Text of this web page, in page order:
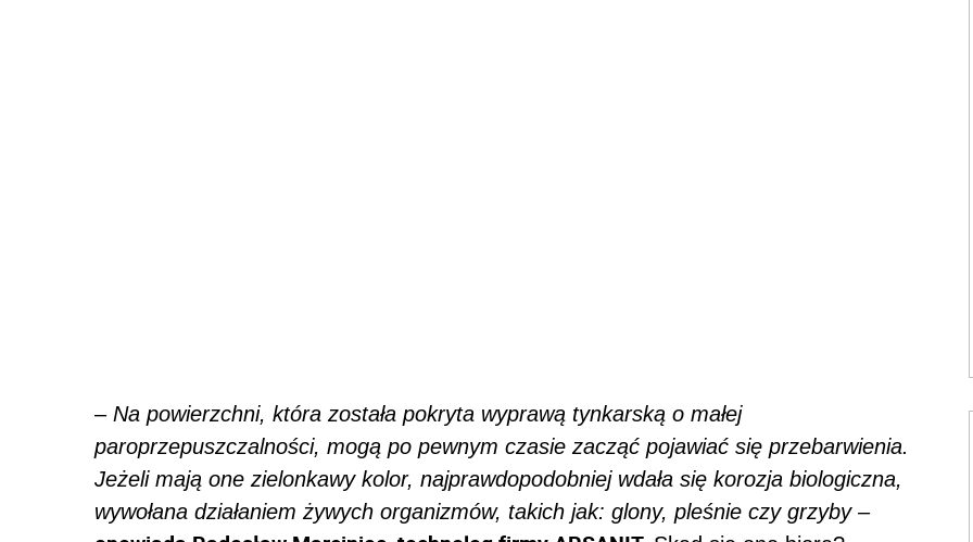
– Na powierzchni, która została pokryta wyprawą tynkarską o małej
paroprzepuszczalności, mogą po pewnym czasie zacząć pojawiać się przebarwienia.
Jeżeli mają one zielonkawy kolor, najprawdopodobniej wdała się korozja biologiczna,
wywołana działaniem żywych organizmów, takich jak: glony, pleśnie czy grzyby –